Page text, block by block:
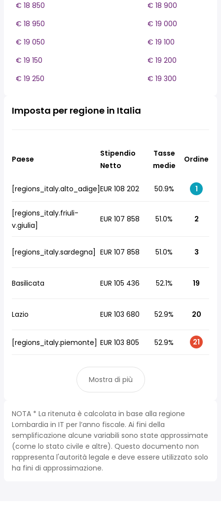
€ 18 850
€ 18 900
€ 18 950
€ 19 000
€ 19 050
€ 19 100
€ 19 150
€ 19 200
€ 19 250
€ 19 300
Imposta per regione in Italia
Paese
Stipendio
Netto
Tasse
medie
Ordine
[regions_italy.alto_adige]EUR 108 202 50.9% 1
[regions_italy.friuli-
v.giulia]
EUR 107 858 51.0% 2
[regions_italy.sardegna] EUR 107 858 51.0% 3
Basilicata EUR 105 436 52.1% 19
Lazio EUR 103 680 52.9% 20
[regions_italy.piemonte] EUR 103 805 52.9% 21
Mostra di più
NOTA * La ritenuta è calcolata in base alla regione
Lombardia in IT per l’anno fiscale. Ai fini della
semplificazione alcune variabili sono state approssimate
(come lo stato civile e altre). Questo documento non
rappresenta l'autorità legale e deve essere utilizzato solo
ha fini di approssimazione.